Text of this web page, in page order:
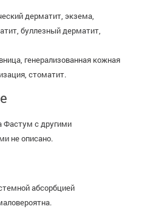
дерматит, экзема,
буллезный дерматит,
генерализованная кожная
стоматит.
Фастум с другими
не описано.
абсорбцией